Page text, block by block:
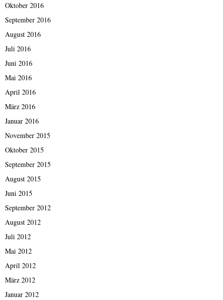
Oktober 2016
September 2016
August 2016
Juli 2016
Juni 2016
Mai 2016
April 2016
März 2016
Januar 2016
November 2015
Oktober 2015
September 2015
August 2015
Juni 2015
September 2012
August 2012
Juli 2012
Mai 2012
April 2012
März 2012
Januar 2012